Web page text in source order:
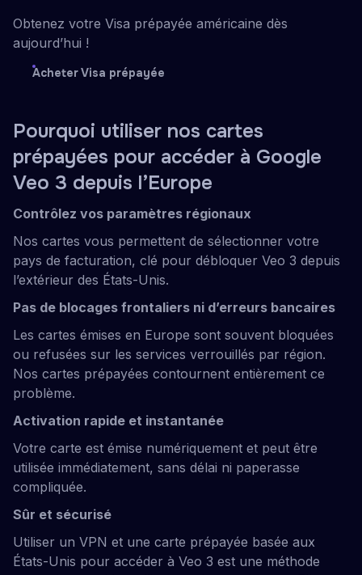
Obtenez votre Visa prépayée américaine dès
aujourd’hui !
Acheter Visa prépayée
Pourquoi utiliser nos cartes
prépayées pour accéder à Google
Veo 3 depuis l’Europe
Contrôlez vos paramètres régionaux
Nos cartes vous permettent de sélectionner votre
pays de facturation, clé pour débloquer Veo 3 depuis
l’extérieur des États-Unis.
Pas de blocages frontaliers ni d’erreurs bancaires
Les cartes émises en Europe sont souvent bloquées
ou refusées sur les services verrouillés par région.
Nos cartes prépayées contournent entièrement ce
problème.
Activation rapide et instantanée
Votre carte est émise numériquement et peut être
utilisée immédiatement, sans délai ni paperasse
compliquée.
Sûr et sécurisé
Utiliser un VPN et une carte prépayée basée aux
États-Unis pour accéder à Veo 3 est une méthode